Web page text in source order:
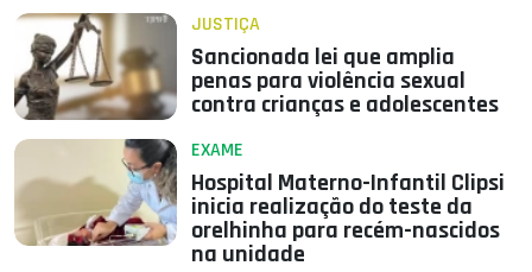
JUSTIÇA
Sancionada lei que amplia
penas para violência sexual
contra crianças e adolescentes
EXAME
Hospital Materno-Infantil Clipsi
inicia realização do teste da
orelhinha para recém-nascidos
na unidade